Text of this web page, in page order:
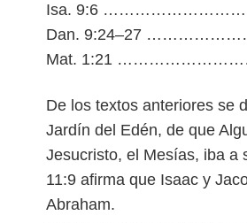
Isa. 9:6
Dan. 9:24–27
Mat. 1:21
De los textos anteriores se
Jardín del Edén, de que
Jesucristo, el Mesías, iba a
11:9 afirma que Isaac y
Abraham.